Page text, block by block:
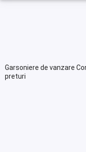
Garsoniere de vanzare
preturi